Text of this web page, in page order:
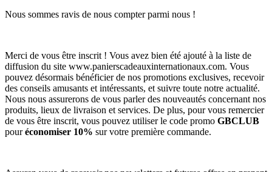
Nous sommes ravis de nous compter parmi nous !
Merci de vous être inscrit ! Vous avez bien été ajouté à la liste de
diffusion du site www.panierscadeauxinternationaux.com. Vous
pouvez désormais bénéficier de nos promotions exclusives, recevoir
des conseils amusants et intéressants, et suivre toute notre actualité.
Nous nous assurerons de vous parler des nouveautés concernant nos
produits, lieux de livraison et services. De plus, pour vous remercier
de vous être inscrit, vous pouvez utiliser le code promo GBCLUB
pouréconomiser 10% sur votre première commande.